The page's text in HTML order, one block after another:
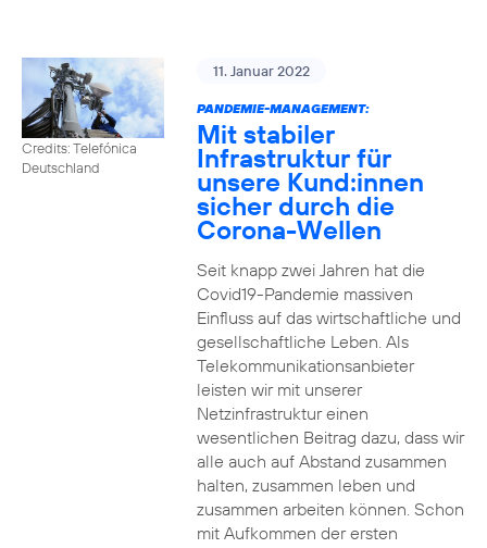
Credits: Telefónica
Deutschland
11. Januar 2022
PANDEMIE-MANAGEMENT:
Mit stabiler
Infrastruktur für
unsere Kund:innen
sicher durch die
Corona-Wellen
Seit knapp zwei Jahren hat die
Covid19-Pandemie massiven
Einfluss auf das wirtschaftliche und
gesellschaftliche Leben. Als
Telekommunikationsanbieter
leisten wir mit unserer
Netzinfrastruktur einen
wesentlichen Beitrag dazu, dass wir
alle auch auf Abstand zusammen
halten, zusammen leben und
zusammen arbeiten können. Schon
mit Aufkommen der ersten